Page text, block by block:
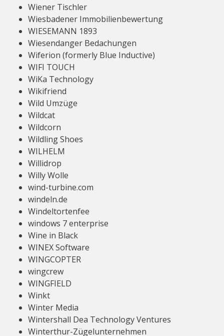
Wiener Tischler
Wiesbadener Immobilienbewertung
WIESEMANN 1893
Wiesendanger Bedachungen
Wiferion (formerly Blue Inductive)
WIFI TOUCH
WiKa Technology
Wikifriend
Wild Umzüge
Wildcat
Wildcorn
Wildling Shoes
WILHELM
Willidrop
Willy Wolle
wind-turbine.com
windeln.de
Windeltortenfee
windows 7 enterprise
Wine in Black
WINEX Software
WINGCOPTER
wingcrew
WINGFIELD
Winkt
Winter Media
Wintershall Dea Technology Ventures
Winterthur-Zügelunternehmen